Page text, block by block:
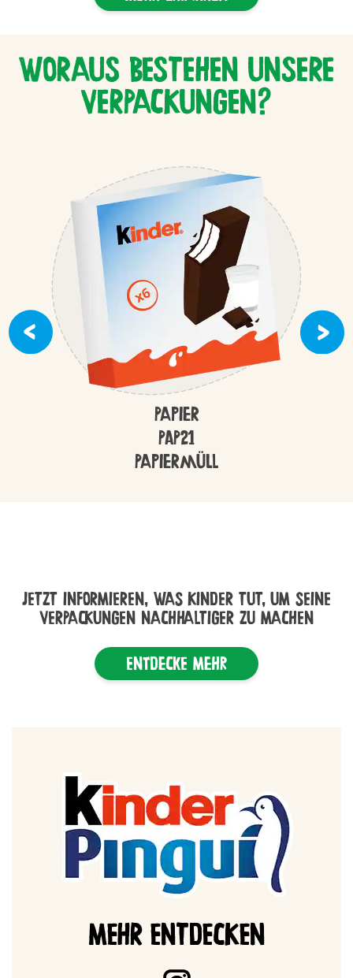
WORAUS BESTEHEN UNSERE
VERPACKUNGEN?
Papier
PAP21
Papiermüll
JETZT INFORMIEREN, WAS KINDER TUT, UM SEINE
VERPACKUNGEN NACHHALTIGER ZU MACHEN
Entdecke mehr
MEHR ENTDECKEN